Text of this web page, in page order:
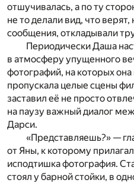
отшучивалась, а по ту
не то делали вид, что верят,
сообщения, откладывали
Периодически Даша
в атмосферу упущенного
фотографий, на которых
пропускала целые сцены
заставил её не просто
на паузу важный диалог
Дарси.
«Представляешь?» —
от Яны, к которому
исподтишка фотография.
стоял у барной стойки, в